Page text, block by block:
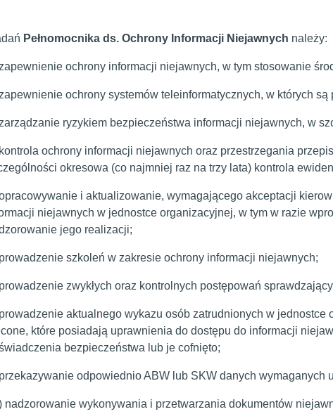
Pełnomocnika ds. Ochrony Informacji Niejawnych należy:
ochrony informacji niejawnych, w tym stosowanie
ochrony systemów teleinformatycznych, w których
ryzykiem bezpieczeństwa informacji niejawnych, w
ochrony informacji niejawnych oraz przestrzegania
okresowa (co najmniej raz na trzy lata) kontrola
i aktualizowanie, wymagającego akceptacji
niejawnych w jednostce organizacyjnej, w tym w razie
jego realizacji;
szkoleń w zakresie ochrony informacji niejawnych;
zwykłych oraz kontrolnych postępowań
aktualnego wykazu osób zatrudnionych w
które posiadają uprawnienia do dostępu do informacji
bezpieczeństwa lub je cofnięto;
odpowiednio ABW lub SKW danych wymaganych
nadzorowanie wykonywania i przetwarzania dokumentów